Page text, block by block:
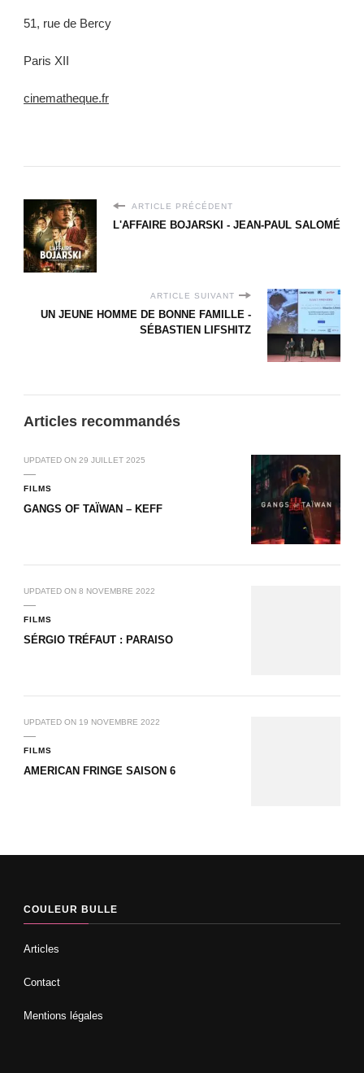
51, rue de Bercy
Paris XII
cinematheque.fr
ARTICLE PRÉCÉDENT
L'AFFAIRE BOJARSKI - JEAN-PAUL SALOMÉ
ARTICLE SUIVANT
UN JEUNE HOMME DE BONNE FAMILLE -
SÉBASTIEN LIFSHITZ
Articles recommandés
UPDATED ON 29 JUILLET 2025
FILMS
GANGS OF TAÏWAN – KEFF
UPDATED ON 8 NOVEMBRE 2022
FILMS
SÉRGIO TRÉFAUT : PARAISO
UPDATED ON 19 NOVEMBRE 2022
FILMS
AMERICAN FRINGE SAISON 6
COULEUR BULLE
Articles
Contact
Mentions légales